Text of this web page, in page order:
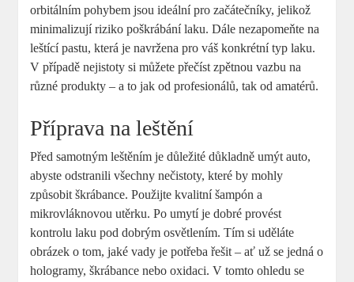
orbitálním pohybem jsou ideální pro začátečníky, jelikož
minimalizují riziko poškrábání laku. Dále nezapomeňte na
leštící pastu, která je navržena pro váš konkrétní typ laku.
V případě nejistoty si můžete přečíst zpětnou vazbu na
různé produkty – a to jak od profesionálů, tak od amatérů.
Příprava na leštění
Před samotným leštěním je důležité důkladně umýt auto,
abyste odstranili všechny nečistoty, které by mohly
způsobit škrábance. Použijte kvalitní šampón a
mikrovláknovou utěrku. Po umytí je dobré provést
kontrolu laku pod dobrým osvětlením. Tím si uděláte
obrázek o tom, jaké vady je potřeba řešit – ať už se jedná o
hologramy, škrábance nebo oxidaci. V tomto ohledu se